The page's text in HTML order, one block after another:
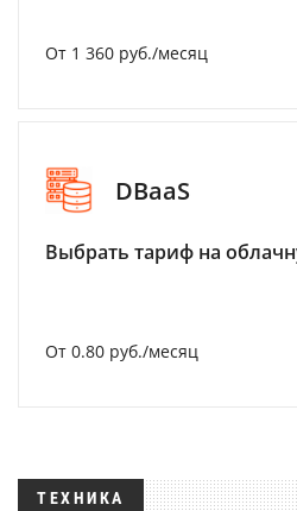
От 1 360 руб./месяц
DBaaS
Выбрать тариф на
От 0.80 руб./месяц
ТЕХНИКА